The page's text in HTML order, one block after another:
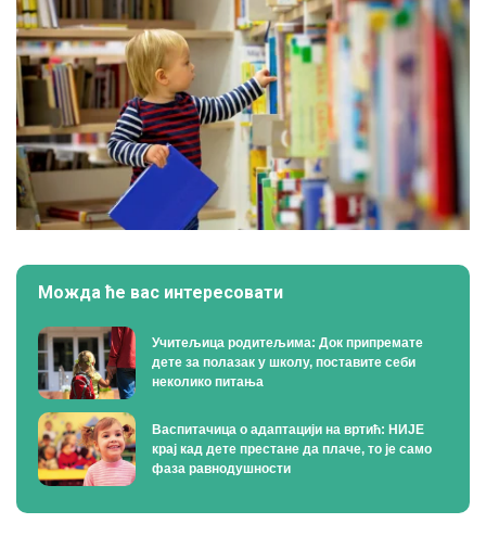
Можда ће вас интересовати
Учитељица родитељима: Док припремате
дете за полазак у школу, поставите себи
неколико питања
Васпитачица о адаптацији на вртић: НИЈЕ
крај кад дете престане да плаче, то је само
фаза равнодушности